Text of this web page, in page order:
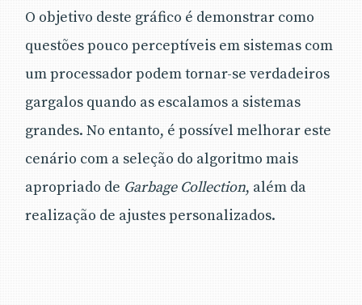
O objetivo deste gráfico é demonstrar como
questões pouco perceptíveis em sistemas com
um processador podem tornar-se verdadeiros
gargalos quando as escalamos a sistemas
grandes. No entanto, é possível melhorar este
cenário com a seleção do algoritmo mais
apropriado de Garbage Collection, além da
realização de ajustes personalizados.